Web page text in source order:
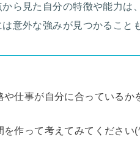
から見た自分の特徴や能力は
意外な強みが見つかること
仕事が自分に合っているか
作って考えてみてください